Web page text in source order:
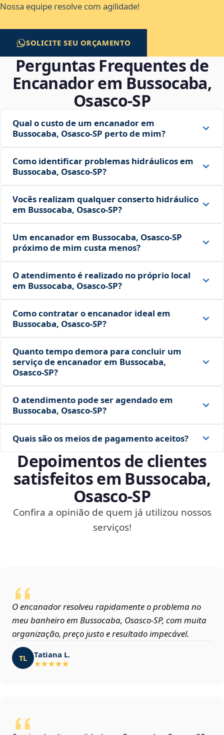
Nossa equipe resolve com agilidade!
SOLICITE SEU ORÇAMENTO
Perguntas Frequentes de
Encanador em Bussocaba,
Osasco‑SP
Qual o custo de um encanador em
Bussocaba, Osasco‑SP perto de mim?
Como identificar problemas hidráulicos em
Bussocaba, Osasco‑SP?
Vocês realizam qualquer conserto hidráulico
em Bussocaba, Osasco‑SP?
Um encanador em Bussocaba, Osasco‑SP
próximo de mim custa menos?
O atendimento é realizado no próprio local
em Bussocaba, Osasco‑SP?
Como contratar o encanador ideal em
Bussocaba, Osasco‑SP?
Quanto tempo demora para concluir um
serviço de encanador em Bussocaba,
Osasco‑SP?
O atendimento pode ser agendado em
Bussocaba, Osasco‑SP?
Quais são os meios de pagamento aceitos?
Depoimentos de clientes
satisfeitos em Bussocaba,
Osasco‑SP
Confira a opinião de quem já utilizou nossos
serviços!
O encanador resolveu rapidamente o problema no
meu banheiro em Bussocaba, Osasco‑SP, com muita
organização, preço justo e resultado impecável.
TL Tatiana L.